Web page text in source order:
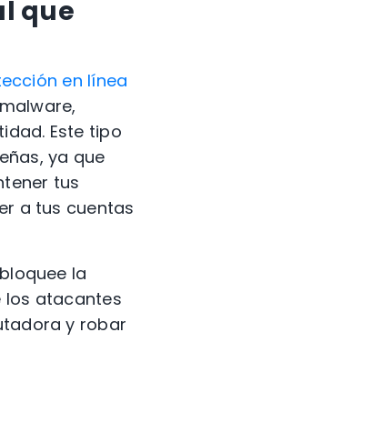
que
en línea
Este tipo
ya que
tus
a tus cuentas
la
los atacantes
y robar